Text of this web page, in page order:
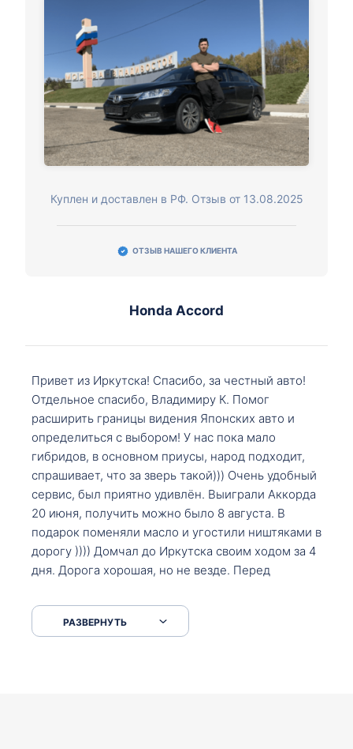
Куплен и доставлен в РФ. Отзыв от 13.08.2025
ОТЗЫВ НАШЕГО КЛИЕНТА
Honda Accord
Привет из Иркутска! Спасибо, за честный авто!
Отдельное спасибо, Владимиру К. Помог
расширить границы видения Японских авто и
определиться с выбором! У нас пока мало
гибридов, в основном приусы, народ подходит,
спрашивает, что за зверь такой))) Очень удобный
сервис, был приятно удивлён. Выиграли Аккорда
20 июня, получить можно было 8 августа. В
подарок поменяли масло и угостили ништяками в
дорогу )))) Домчал до Иркутска своим ходом за 4
дня. Дорога хорошая, но не везде. Перед
серпантинах по пути следования.
РАЗВЕРНУТЬ